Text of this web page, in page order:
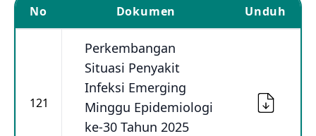
No Dokumen Unduh
121
Perkembangan
Situasi Penyakit
Infeksi Emerging
Minggu Epidemiologi
ke-30 Tahun 2025